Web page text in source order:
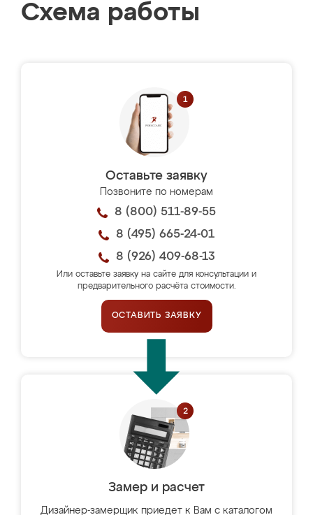
Схема работы
Оставьте заявку
Позвоните по номерам
8 (800) 511-89-55
8 (495) 665-24-01
8 (926) 409-68-13
Или оставьте заявку на сайте для консультации и
предварительного расчёта стоимости.
ОСТАВИТЬ ЗАЯВКУ
Замер и расчет
Дизайнер-замерщик приедет к Вам с каталогом